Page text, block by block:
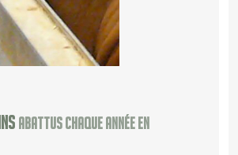
abattus chaque année en